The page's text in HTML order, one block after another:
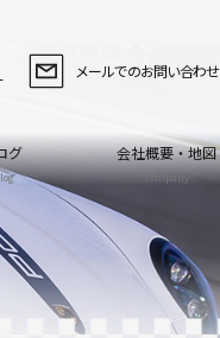
グ 会社概要・地図
company
メールでのお問い合わせ